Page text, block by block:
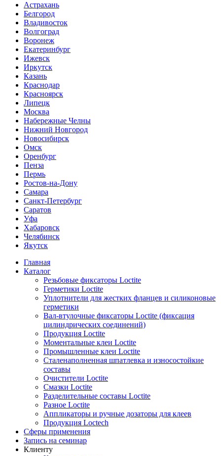
Астрахань
Белгород
Владивосток
Волгоград
Воронеж
Екатеринбург
Ижевск
Иркутск
Казань
Краснодар
Красноярск
Липецк
Москва
Набережные Челны
Нижний Новгород
Новосибирск
Омск
Оренбург
Пенза
Пермь
Ростов-на-Дону
Самара
Санкт-Петербург
Саратов
Уфа
Хабаровск
Челябинск
Якутск
Главная
Каталог
Резьбовые фиксаторы Loctite
Герметики Loctite
Уплотнители для жестких фланцев и силиконовые
герметики
Вал-втулочные фиксаторы Loctite (фиксация
цилиндрических соединений)
Продукция Loctite
Моментальные клеи Loctite
Промышленные клеи Loctite
Сталенаполненная шпатлевка и износостойкие
составы
Очистители Loctite
Смазки Loctite
Разделительные составы Loctite
Разное Loctite
Аппликаторы и ручные дозаторы для клеев
Продукция Loctech
Сферы применения
Запись на семинар
Клиенту